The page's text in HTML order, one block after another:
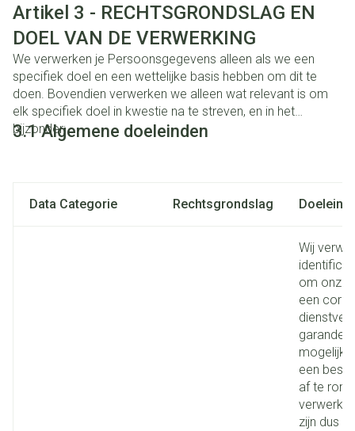
Artikel 3 - RECHTSGRONDSLAG EN
DOEL VAN DE VERWERKING
We verwerken je Persoonsgegevens alleen als we een
specifiek doel en een wettelijke basis hebben om dit te
doen. Bovendien verwerken we alleen wat relevant is om
elk specifiek doel in kwestie na te streven, en in het
bijzonder:
3.1 Algemene doeleinden
Data Categorie Rechtsgrondslag
Wij
om onze
een
mogelijk
een
af te
zijn dus